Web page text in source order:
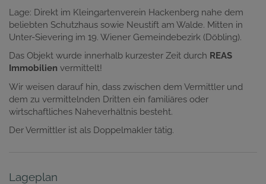
Lage: Direkt im Kleingartenverein Hackenberg nahe dem
beliebten Schutzhaus sowie Neustift am Walde. Mitten in
Unter-Sievering im 19. Wiener Gemeindebezirk (Döbling).
Das Objekt wurde innerhalb kurzester Zeit durch REAS
Immobilien vermittelt!
Wir weisen darauf hin, dass zwischen dem Vermittler und
dem zu vermittelnden Dritten ein familiäres oder
wirtschaftliches Naheverhältnis besteht.
Der Vermittler ist als Doppelmakler tätig.
Lageplan